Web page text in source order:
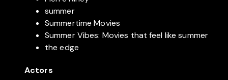
summer
Summertime Movies
Summer Vibes: Movies that feel like summer
the edge
Actors